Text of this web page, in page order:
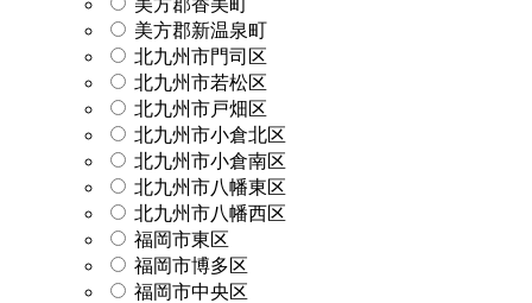
美方郡新温泉町
北九州市門司区
北九州市若松区
北九州市戸畑区
北九州市小倉北区
北九州市小倉南区
北九州市八幡東区
北九州市八幡西区
福岡市東区
福岡市博多区
福岡市中央区